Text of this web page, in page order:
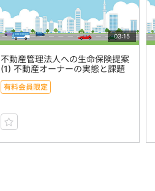
03:15
不動産管理法人への生命保険提案
(1) 不動産オーナーの実態と課題
有料会員限定